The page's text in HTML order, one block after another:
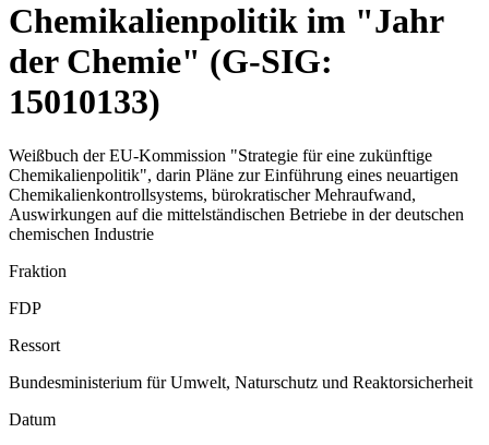
Chemikalienpolitik im "Jahr
der Chemie" (G-SIG:
15010133)
Weißbuch der EU-Kommission "Strategie für eine zukünftige
Chemikalienpolitik", darin Pläne zur Einführung eines neuartigen
Chemikalienkontrollsystems, bürokratischer Mehraufwand,
Auswirkungen auf die mittelständischen Betriebe in der deutschen
chemischen Industrie
Fraktion
FDP
Ressort
Bundesministerium für Umwelt, Naturschutz und Reaktorsicherheit
Datum